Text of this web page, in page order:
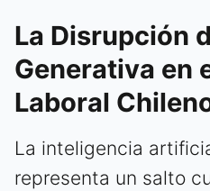
La Disrupción
Generativa en
Laboral
La inteligencia
representa un salto